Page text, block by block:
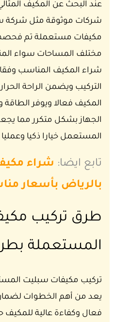
عند البحث عن المكيف
شركات موثوقة مثل شركة
مكيفات مستعملة تم
مختلف المساحات سواء
شراء المكيف المناسب
التركيب ويضمن الراحة
المكيف فعالا ويوفر الطاقة
الجهاز بشكل متكرر مما
المستعمل خيارا ذكيا وعمليا
تابع ايضا: شراء
بالرياض بأسعار
طرق تركيب
المستعملة
تركيب مكيفات سبليت
يعد من أهم الخطوات
فعال وكفاءة عالية للمكيف